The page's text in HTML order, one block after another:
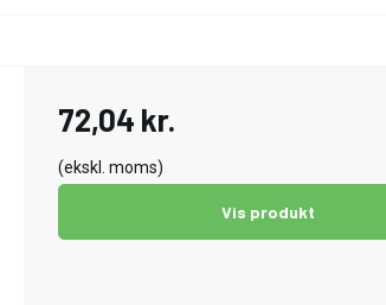
72,04 kr.
(ekskl. moms)
Vis produkt